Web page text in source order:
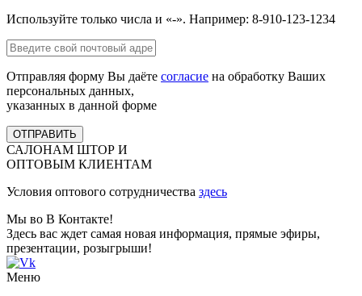
Используйте только числа и «-». Например: 8-910-123-1234
Отправляя форму Вы даёте согласие на обработку Ваших
персональных данных,
указанных в данной форме
ОТПРАВИТЬ
САЛОНАМ ШТОР И
ОПТОВЫМ КЛИЕНТАМ
Условия оптового сотрудничества здесь
Мы во В Контакте!
Здесь вас ждет самая новая информация, прямые эфиры,
презентации, розыгрыши!
Меню